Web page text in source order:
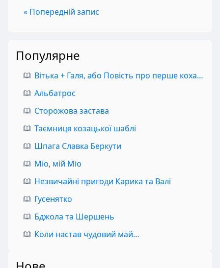
« Попередній запис
Популярне
Вітька + Галя, або Повість про перше кохання
Альбатрос
Сторожова застава
Таємниця козацької шаблі
Шпага Славка Беркути
Міо, мій Міо
Незвичайні пригоди Карика та Валі
Гусенятко
Бджола та Шершень
Коли настав чудовий май…